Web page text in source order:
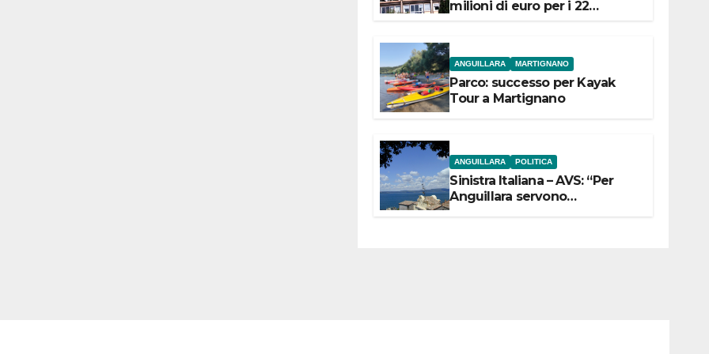
milioni di euro per i 22
ANGUILLARA MARTIGNANO
Parco: successo per Kayak
Tour a Martignano
ANGUILLARA POLITICA
Sinistra Italiana – AVS: “Per
Anguillara servono